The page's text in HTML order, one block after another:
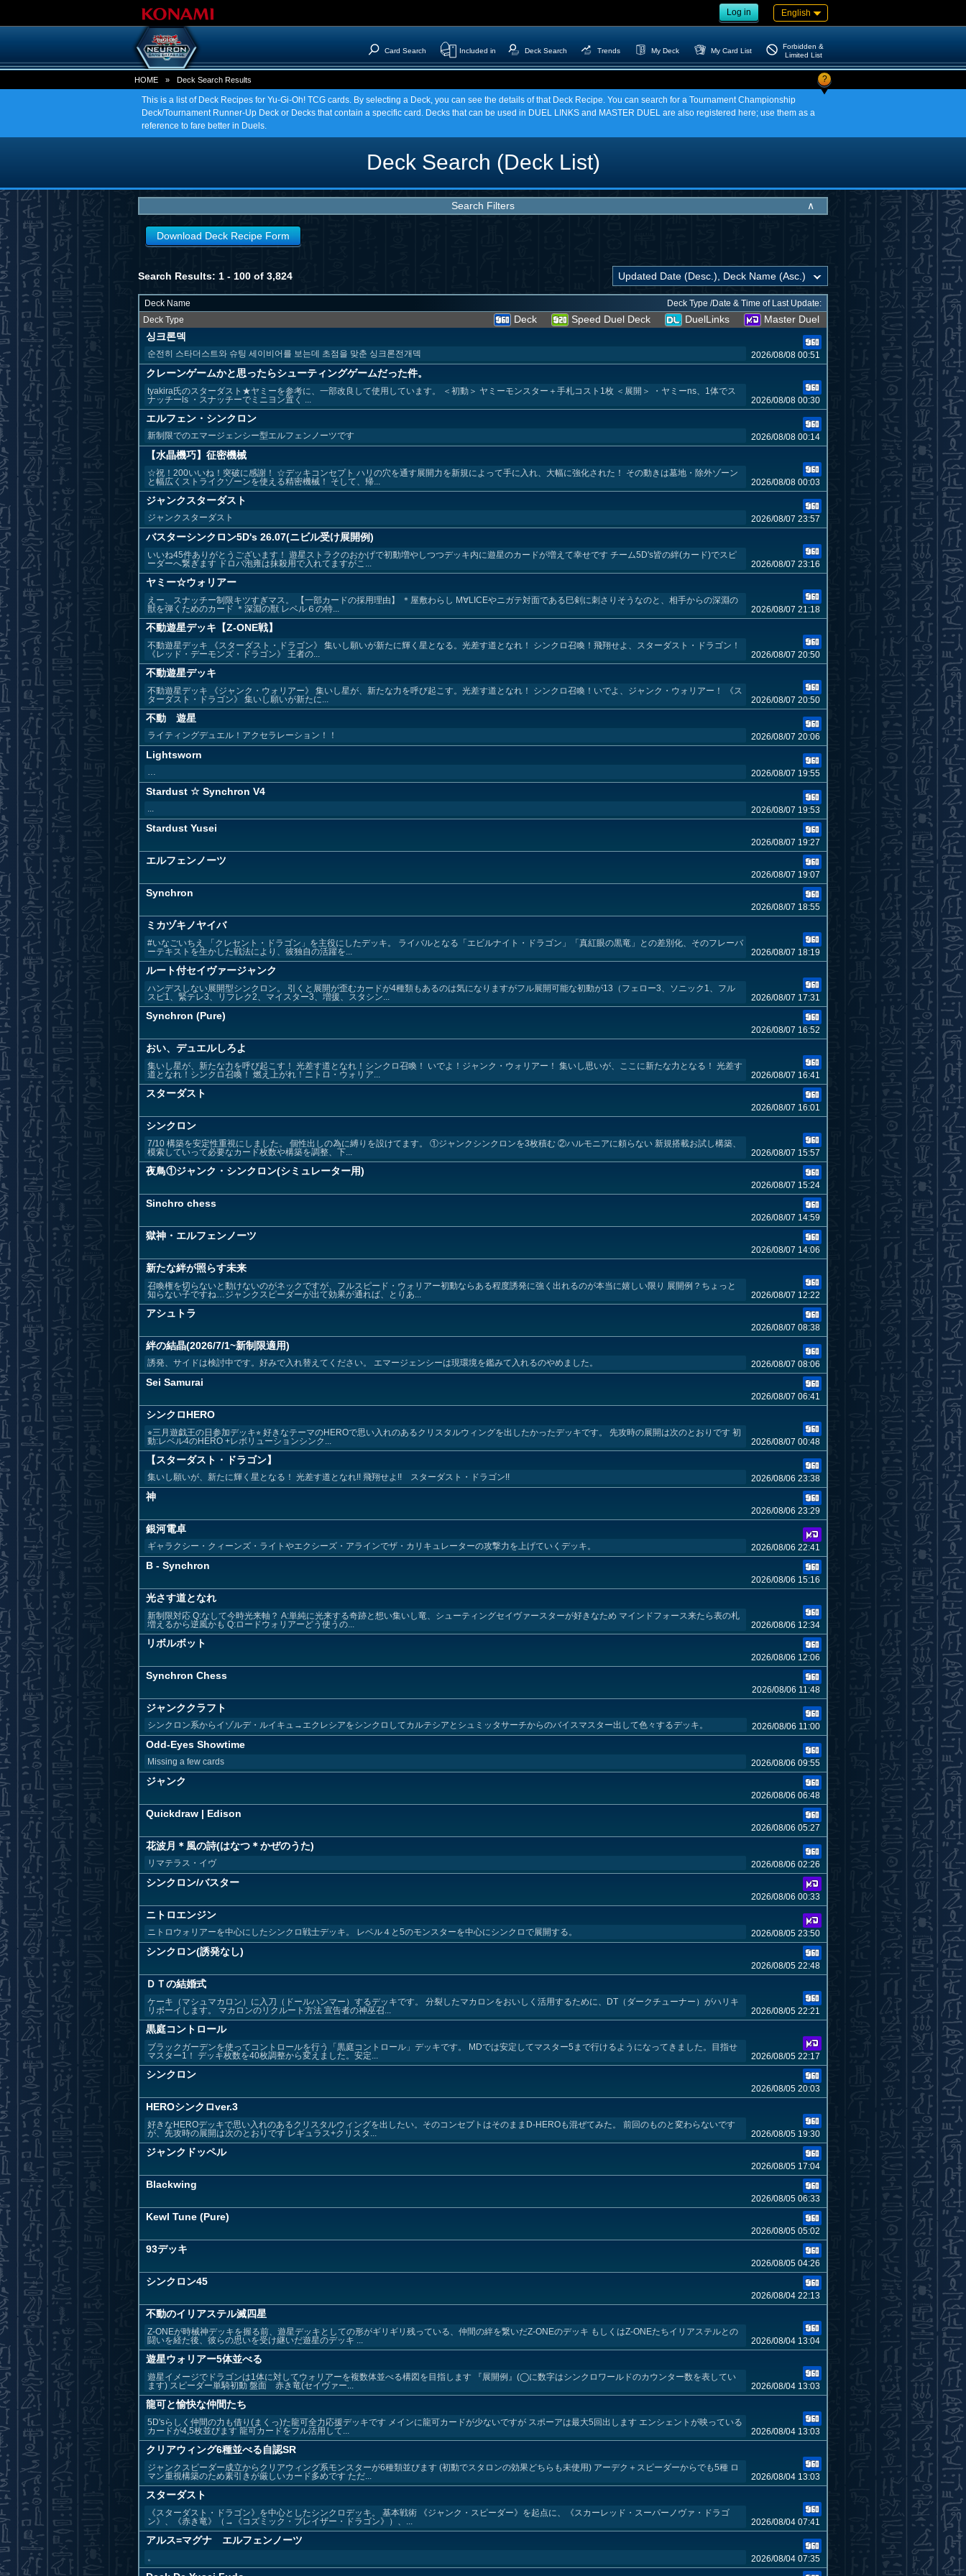
Log in English
Card Search Included in Deck Search Trends My Deck My Card List
Forbidden &
Limited List
HOME » Deck Search Results ?
This is a list of Deck Recipes for Yu-Gi-Oh! TCG cards. By selecting a Deck, you can see the details of that Deck Recipe. You can search for a Tournament Championship
Deck/Tournament Runner-Up Deck or Decks that contain a specific card. Decks that can be used in DUEL LINKS and MASTER DUEL are also registered here; use them as a
reference to fare better in Duels.
Deck Search (Deck List)
Search Filters ∧
Download Deck Recipe Form
Search Results: 1 - 100 of 3,824
Deck Name
Deck Type /Date & Time of Last Update:
Deck Type
Deck Speed Duel Deck DuelLinks
Master Duel
싱크론덱
순전히 스타더스트와 슈팅 세이비어를 보는데 초점을 맞춘 싱크론전개덱 2026/08/08 00:51
クレーンゲームかと思ったらシューティングゲームだった件。
tyakira氏のスターダスト★ヤミーを参考に、一部改良して使用しています。 ＜初動＞ ヤミーモンスター＋手札コスト1枚 ＜展開＞ ・ヤミーns、1体でス
ナッチーls ・スナッチーでミニヨン置く ...
2026/08/08 00:30
エルフェン・シンクロン
新制限でのエマージェンシー型エルフェンノーツです 2026/08/08 00:14
【水晶機巧】征密機械
☆祝！200いいね！突破に感謝！ ☆デッキコンセプト ハリの穴を通す展開力を新規によって手に入れ、大幅に強化された！ その動きは墓地・除外ゾーン
と幅広くストライクゾーンを使える精密機械！ そして、帰...
2026/08/08 00:03
ジャンクスターダスト
ジャンクスターダスト 2026/08/07 23:57
バスターシンクロン5D's 26.07(ニビル受け展開例)
いいね45件ありがとうございます！ 遊星ストラクのおかげで初動増やしつつデッキ内に遊星のカードが増えて幸せです チーム5D's皆の絆(カード)でスピ
ーダーへ繋ぎます ドロバ泡雍は抹殺用で入れてますがこ...
2026/08/07 23:16
ヤミー☆ウォリアー
えー、スナッチー制限キツすぎマス。 【一部カードの採用理由】 ＊屋敷わらし М∀LICEやニガテ対面である巳剣に刺さりそうなのと、相手からの深淵の
獣を弾くためのカード ＊深淵の獣 レベル６の特...
2026/08/07 21:18
不動遊星デッキ【Z-ONE戦】
不動遊星デッキ 《スターダスト・ドラゴン》 集いし願いが新たに輝く星となる。光差す道となれ！ シンクロ召喚！飛翔せよ、スターダスト・ドラゴン！
《レッド・デーモンズ・ドラゴン》 王者の...
2026/08/07 20:50
不動遊星デッキ
不動遊星デッキ 《ジャンク・ウォリアー》 集いし星が、新たな力を呼び起こす。光差す道となれ！ シンクロ召喚！いでよ、ジャンク・ウォリアー！ 《ス
ターダスト・ドラゴン》 集いし願いが新たに...
2026/08/07 20:50
不動 遊星
ライティングデュエル！アクセラレーション！！ 2026/08/07 20:06
Lightsworn
… 2026/08/07 19:55
Stardust ☆ Synchron V4
... 2026/08/07 19:53
Stardust Yusei
2026/08/07 19:27
エルフェンノーツ
2026/08/07 19:07
Synchron
2026/08/07 18:55
ミカヅキノヤイバ
#いなごいちえ 「クレセント・ドラゴン」を主役にしたデッキ。 ライバルとなる「エビルナイト・ドラゴン」「真紅眼の黒竜」との差別化、そのフレーバ
ーテキストを生かした戦法により、彼独自の活躍を...
2026/08/07 18:19
ルート付セイヴァージャンク
ハンデスしない展開型シンクロン。 引くと展開が歪むカードが4種類もあるのは気になりますがフル展開可能な初動が13（フェロー3、ソニック1、フル
スピ1、緊テレ3、リフレク2、マイスター3、増援、スタシン...
2026/08/07 17:31
Synchron (Pure)
2026/08/07 16:52
おい、デュエルしろよ
集いし星が、新たな力を呼び起こす！ 光差す道となれ！シンクロ召喚！ いでよ！ジャンク・ウォリアー！ 集いし思いが、ここに新たな力となる！ 光差す
道となれ！シンクロ召喚！ 燃え上がれ！ニトロ・ウォリア...
2026/08/07 16:41
スターダスト
2026/08/07 16:01
シンクロン
7/10 構築を安定性重視にしました。 個性出しの為に縛りを設けてます。 ①ジャンクシンクロンを3枚積む ②ハルモニアに頼らない 新規搭載お試し構築、
模索していって必要なカード枚数や構築を調整、下...
2026/08/07 15:57
夜鳥①ジャンク・シンクロン(シミュレーター用)
2026/08/07 15:24
Sinchro chess
2026/08/07 14:59
獄神・エルフェンノーツ
2026/08/07 14:06
新たな絆が照らす未来
召喚権を切らないと動けないのがネックですが、フルスピード・ウォリアー初動ならある程度誘発に強く出れるのが本当に嬉しい限り 展開例？ちょっと
知らない子ですね…ジャンクスピーダーが出て効果が通れば、とりあ...
2026/08/07 12:22
アシュトラ
2026/08/07 08:38
絆の結晶(2026/7/1~新制限適用)
誘発、サイドは検討中です。好みで入れ替えてください。 エマージェンシーは現環境を鑑みて入れるのやめました。 2026/08/07 08:06
Sei Samurai
2026/08/07 06:41
シンクロHERO
⭐︎三月遊戯王の日参加デッキ⭐︎ 好きなテーマのHEROで思い入れのあるクリスタルウィングを出したかったデッキです。 先攻時の展開は次のとおりです 初
動:レベル4のHERO +レボリューションシンク...
2026/08/07 00:48
【スターダスト・ドラゴン】
集いし願いが、新たに輝く星となる！ 光差す道となれ!! 飛翔せよ!! スターダスト・ドラゴン!! 2026/08/06 23:38
神
2026/08/06 23:29
銀河電卓
ギャラクシー・クィーンズ・ライトやエクシーズ・アラインでザ・カリキュレーターの攻撃力を上げていくデッキ。 2026/08/06 22:41
B - Synchron
2026/08/06 15:16
光さす道となれ
新制限対応 Q:なして今時光来軸？ A:単純に光来する奇跡と想い集いし竜、シューティングセイヴァースターが好きなため マインドフォース来たら表の札
増えるから逆風かも Q:ロードウォリアーどう使うの...
2026/08/06 12:34
リボルボット
2026/08/06 12:06
Synchron Chess
2026/08/06 11:48
ジャンククラフト
シンクロン系からイゾルデ・ルイキュ→エクレシアをシンクロしてカルテシアとシュミッタサーチからのバイスマスター出して色々するデッキ。 2026/08/06 11:00
Odd-Eyes Showtime
Missing a few cards 2026/08/06 09:55
ジャンク
2026/08/06 06:48
Quickdraw | Edison
2026/08/06 05:27
花波月＊風の詩(はなつ＊かぜのうた)
リマテラス・イヴ 2026/08/06 02:26
シンクロン/バスター
2026/08/06 00:33
ニトロエンジン
ニトロウォリアーを中心にしたシンクロ戦士デッキ。 レベル４と5のモンスターを中心にシンクロで展開する。 2026/08/05 23:50
シンクロン(誘発なし)
2026/08/05 22:48
ＤＴの結婚式
ケーキ（マシュマカロン）に入刀（ドールハンマー）するデッキです。 分裂したマカロンをおいしく活用するために、DT（ダークチューナー）がハリキ
リボーイします。 マカロンのリクルート方法 宣告者の神巫召...
2026/08/05 22:21
黒庭コントロール
ブラックガーデンを使ってコントロールを行う「黒庭コントロール」デッキです。 MDでは安定してマスター5まで行けるようになってきました。目指せ
マスター1！ デッキ枚数を40枚調整から変えました。安定...
2026/08/05 22:17
シンクロン
2026/08/05 20:03
HEROシンクロver.3
好きなHEROデッキで思い入れのあるクリスタルウィングを出したい。そのコンセプトはそのままD-HEROも混ぜてみた。 前回のものと変わらないです
が、先攻時の展開は次のとおりです レギュラス+クリスタ...
2026/08/05 19:30
ジャンクドッペル
2026/08/05 17:04
Blackwing
2026/08/05 06:33
Kewl Tune (Pure)
2026/08/05 05:02
93デッキ
2026/08/05 04:26
シンクロン45
2026/08/04 22:13
不動のイリアステル滅四星
Z-ONEが時械神デッキを握る前、遊星デッキとしての形がギリギリ残っている、仲間の絆を繋いだZ-ONEのデッキ もしくはZ-ONEたちイリアステルとの
闘いを経た後、彼らの思いを受け継いだ遊星のデッキ ...
2026/08/04 13:04
遊星ウォリアー5体並べる
遊星イメージでドラゴンは1体に対してウォリアーを複数体並べる構図を目指します 『展開例』(◯に数字はシンクロワールドのカウンター数を表してい
ます) スピーダー単騎初動 盤面 赤き竜(セイヴァー...
2026/08/04 13:03
龍可と愉快な仲間たち
5D'sらしく仲間の力も借り(まくっ)た龍可全力応援デッキです メインに龍可カードが少ないですが スポーアは最大5回出します エンシェントが映っている
カードが4,5枚並びます 龍可カードをフル活用して...
2026/08/04 13:03
クリアウィング6種並べる自認SR
ジャンクスピーダー成立からクリアウィング系モンスターが6種類並びます (初動でスタロンの効果どちらも未使用) アーデク＋スピーダーからでも5種 ロ
マン重視構築のため素引きが厳しいカード多めです ただ...
2026/08/04 13:03
スターダスト
《スターダスト・ドラゴン》を中心としたシンクロデッキ。 基本戦術 《ジャンク・スピーダー》を起点に、《スカーレッド・スーパーノヴァ・ドラゴ
ン》、《赤き竜》（→《コズミック・ブレイザー・ドラゴン》）、...
2026/08/04 07:41
アルス=マグナ エルフェンノーツ
。 2026/08/04 07:35